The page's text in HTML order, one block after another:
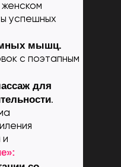
женском
успешных
мышц.
с поэтапным
для
.
и